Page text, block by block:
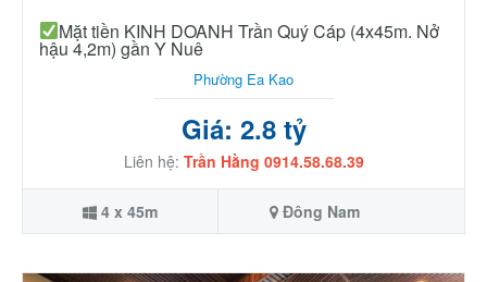
Mặt tiền KINH DOANH Trần Quý Cáp (4x45m. Nở
hậu 4,2m) gần Y Nuê
Phường Ea Kao
Giá: 2.8 tỷ
Liên hệ: Trần Hằng 0914.58.68.39
4 x 45m Đông Nam